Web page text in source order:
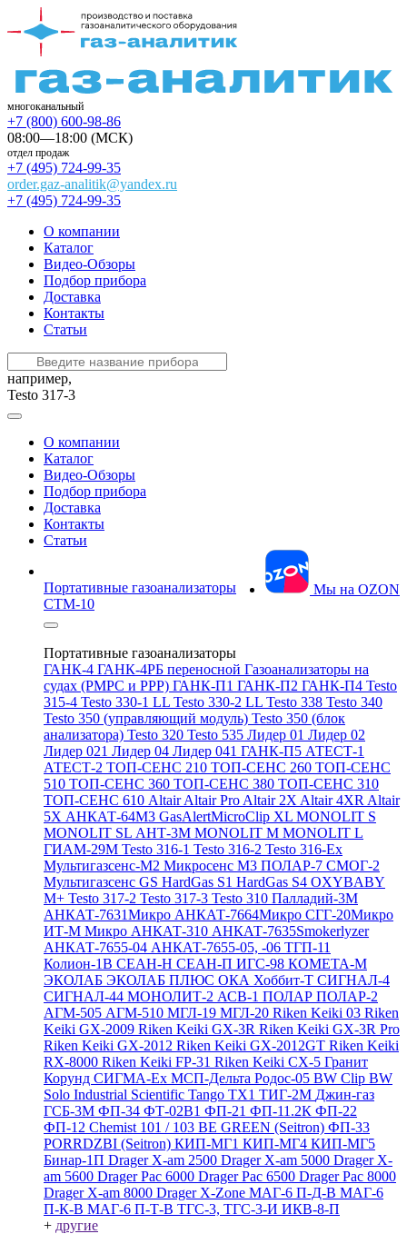
многоканальный
+7 (800) 600-98-86
08:00—18:00 (МСК)
отдел продаж
+7 (495) 724-99-35
order.gaz-analitik@yandex.ru
+7 (495) 724-99-35
О компании
Каталог
Видео-Обзоры
Подбор прибора
Доставка
Контакты
Статьи
например,
Testo 317-3
О компании
Каталог
Видео-Обзоры
Подбор прибора
Доставка
Контакты
Статьи
Мы на OZON
Портативные газоанализаторы
СТМ-10
Портативные газоанализаторы
ГАНК-4 ГАНК-4РБ переносной Газоанализаторы на
судах (РМРС и РРР) ГАНК-П1 ГАНК-П2 ГАНК-П4 Testo
315-4 Testo 330-1 LL Testo 330-2 LL Testo 338 Testo 340
Testo 350 (управляющий модуль) Testo 350 (блок
анализатора) Testo 320 Testo 535 Лидер 01 Лидер 02
Лидер 021 Лидер 04 Лидер 041 ГАНК-П5 АТЕСТ-1
АТЕСТ-2 ТОП-СЕНС 210 ТОП-СЕНС 260 ТОП-СЕНС
510 ТОП-СЕНС 360 ТОП-СЕНС 380 ТОП-СЕНС 310
ТОП-СЕНС 610 AltairAltair Pro Altair 2X Altair 4XR Altair
5X АНКАТ-64М3 GasAlertMicroClip XL MONOLIT S
MONOLIT SL АНТ-3М MONOLIT M MONOLIT L
ГИАМ-29М Testo 316-1 Testo 316-2 Testo 316-Ex
Мультигазсенс-М2 Микросенс М3 ПОЛАР-7 СМОГ-2
Мультигазсенс GS HardGas S1 HardGas S4 OXYBABY
M+ Testo 317-2 Testo 317-3 Testo 310 Палладий-3М
АНКАТ-7631Микро АНКАТ-7664Микро СГГ-20Микро
ИТ-М Микро АНКАТ-310 АНКАТ-7635Smokerlyzer
АНКАТ-7655-04 АНКАТ-7655-05, -06 ТГП-11
Колион-1В СЕАН-Н СЕАН-П ИГС-98 КОМЕТА-М
ЭКОЛАБ ЭКОЛАБ ПЛЮС ОКА Хоббит-Т СИГНАЛ-4
СИГНАЛ-44 МОНОЛИТ-2 АСВ-1 ПОЛАР ПОЛАР-2
АГМ-505 АГМ-510 МГЛ-19 МГЛ-20 Riken Keiki 03 Riken
Keiki GX-2009 Riken Keiki GX-3R Riken Keiki GX-3R Pro
Riken Keiki GX-2012 Riken Keiki GX-2012GT Riken Keiki
RX-8000 Riken Keiki FP-31 Riken Keiki CX-5 Гранит
Корунд СИГМА-Ех МСП-Дельта Родос-05 BW Clip BW
Solo Industrial Scientific Tango TX1 ТИГ-2М Джин-газ
ГСБ-3М ФП-34 ФТ-02В1 ФП-21 ФП-11.2К ФП-22
ФП-12 Chemist 101 / 103 BE GREEN (Seitron) ФП-33
PORRDZBI (Seitron) КИП-МГ1 КИП-МГ4 КИП-МГ5
Бинар-1П Drager X-am 2500 Drager X-am 5000 Drager X-
am 5600 Drager Pac 6000 Drager Pac 6500 Drager Pac 8000
Drager X-am 8000 Drager X-Zone МАГ-6 П-Д-В МАГ-6
П-К-В МАГ-6 П-Т-В ТГС-3, ТГС-3-И ИКВ-8-П
+ другие